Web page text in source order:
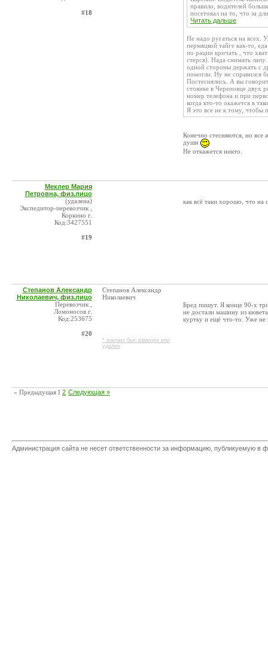
#18
правило, водителей
посетовал на то, что за
Читать дальше
Не надо ругаться на всех.
пермяцкой тайге как-то,
по рации кричать , что
стерся). Нада снимать
одной стороны держать с
помогли. Ну не справился
Постеснялись. А вы
стоянке в Череповце двух
номер телефона и при
когда кто-то окажется в
Я это все не к тому, чтобы
Конечно стесняются, но все
души
Не откажется никто.
Меклер Мария
Петровна, физ.лицо
(удалена)
Экспедитор-перевозчик ,
Коркино г.
Код:3427551
#19
как всё таки хорошо, что
Степанов Александр
Николаевич, физ.лицо
Перевозчик ,
Ломоносов г.
Код:253675
#20
Степанов Александр
Николаевич
* контакт был изменен или
удален
Бред пишут. Я конце 90-х
не достали машину из
куртку и ещё что-то. Уже
« Предыдущая 1 2 Следующая »
Администрация сайта не несет ответственности за информацию, публикуемую